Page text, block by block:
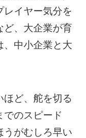
レイヤー気分を
ど、大企業が育
、中小企業と大
ほど、舵を切る
でのスピード
うがむしろ早い